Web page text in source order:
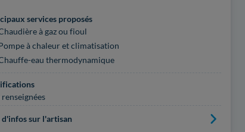
services proposés
à gaz ou fioul
à chaleur et climatisation
eau thermodynamique
d'infos sur l'artisan